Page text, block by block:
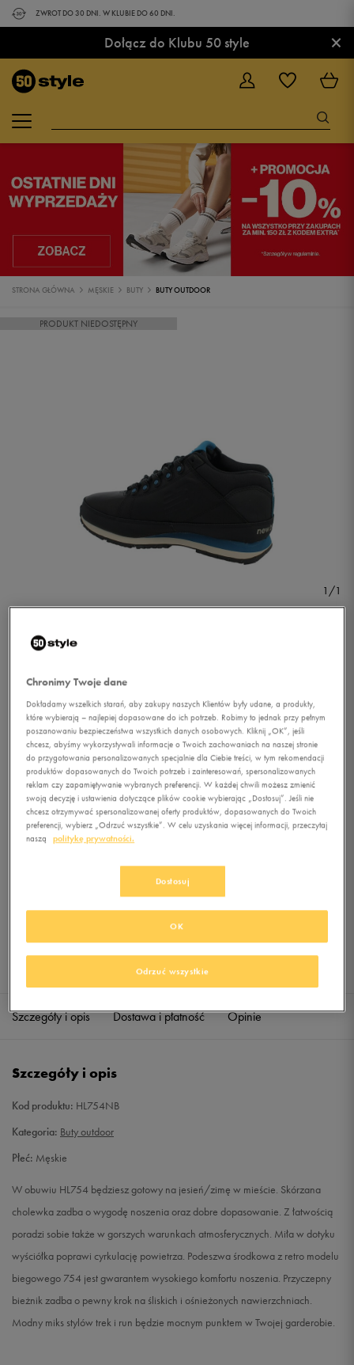
ZWROT DO 30 DNI. W KLUBIE DO 60 DNI.
Dołącz do Klubu 50 style ×
STRONA GŁÓWNA MĘSKIE BUTY BUTY OUTDOOR
PRODUKT NIEDOSTĘPNY
1/1
NEW BALANCE HL754NB
0.0
199,99złz Vat
+ 1000 PKT WKLUBIE 50 STYLE
Jeśli artykuł będzie ponownie dostępny, otrzymasz od nas powiadomienie.
41,5 26 cm
43 27,5 cm
44,5 28,5 cm Powiadom o dostępności
45 29 cm Powiadom o dostępności
Sprawdź dostępność w salonach
Szczegóły i opis Dostawa i płatność Opinie
Szczegóły i opis
Kod produktu: HL754NB
Kategoria: Buty outdoor
Płeć: Męskie
W obuwiu HL754 będziesz gotowy na jesień/zimę w mieście. Skórzana
cholewka zadba o wygodę noszenia oraz dobre dopasowanie. Z łatwością
poradzi sobie także w gorszych warunkach atmosferycznych. Miła w dotyku
wyściółka poprawi cyrkulację powietrza. Podeszwa środkowa z retro modelu
biegowego 754 jest gwarantem wysokiego komfortu noszenia. Przyczepny
bieżnik zadba o pewny krok na śliskich i ośnieżonych nawierzchniach.
Modny miks stylów trek i run będzie mocnym punktem w Twojej garderobie.
Chronimy Twoje dane
Dokładamy wszelkich starań, aby zakupy naszych Klientów były udane, a produkty,
które wybierają – najlepiej dopasowane do ich potrzeb. Robimy to jednak przy pełnym
poszanowaniu bezpieczeństwa wszystkich danych osobowych. Kliknij „OK”, jeśli
chcesz, abyśmy wykorzystywali informacje o Twoich zachowaniach na naszej stronie
do przygotowania personalizowanych specjalnie dla Ciebie treści, w tym rekomendacji
produktów dopasowanych do Twoich potrzeb i zainteresowań, spersonalizowanych
reklam czy zapamiętywanie wybranych preferencji. W każdej chwili możesz zmienić
swoją decyzję i ustawienia dotyczące plików cookie wybierając „Dostosuj”. Jeśli nie
chcesz otrzymywać spersonalizowanej oferty produktów, dopasowanych do Twoich
preferencji, wybierz „Odrzuć wszystkie”. W celu uzyskania więcej informacji, przeczytaj
naszą
politykę prywatności.
Dostosuj
Odrzuć wszystkie
OK